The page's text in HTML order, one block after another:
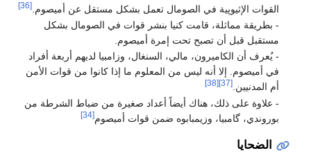
القوات الإثيوپية في الصومال تعمل بشكل مستقل عن أميصوم.[36]
- بطريقة مماثلة، قامت كنيا بنشر قوات في الصومال بشكل
مستقبل قبل أن تصبح تحت إمرة أميصوم.
- يُعرف أن الكاميرون، مالي، السنغال، وزامبيا لديهم أربعة أفراد
في أميصوم. إلا أنه ليس من المعلوم ما إذا كانوا من قوات الأمن
أم المدنيين.[37]
[38]
- علاوة على ذلك، هناك أيضاً أعداد صغيرة من ضباط الشرطة من
بوروندي، گامبيا، وزيمبابوه ضمن قوات أميصوم[34]
الضحايا